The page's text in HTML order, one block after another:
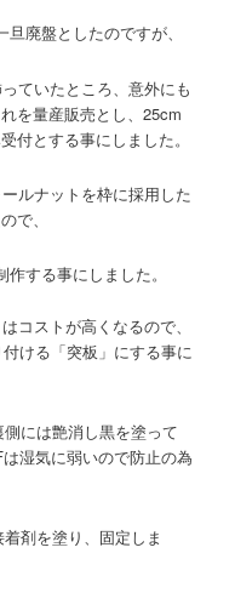
廃盤としたのですが、
ていたところ、意外にも
を量産販売とし、25cm
付とする事にしました。
ルナットを枠に採用した
で、
する事にしました。
コストが高くなるので、
ける「突板」にする事に
には艶消し黒を塗って
湿気に弱いので防止の為
剤を塗り、固定しま